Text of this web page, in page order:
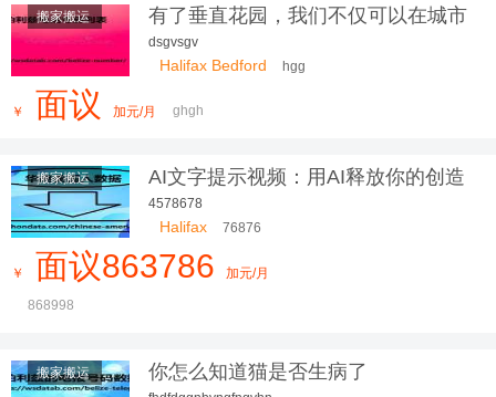
搬家搬运
有了垂直花园，我们不仅可以在城市
中
dsgvsgv
Halifax Bedford hgg
￥ 面议 加元/月 ghgh
搬家搬运
AI文字提示视频：用AI释放你的创造
力
4578678
Halifax 76876
￥ 面议863786 加元/月
868998
搬家搬运 你怎么知道猫是否生病了